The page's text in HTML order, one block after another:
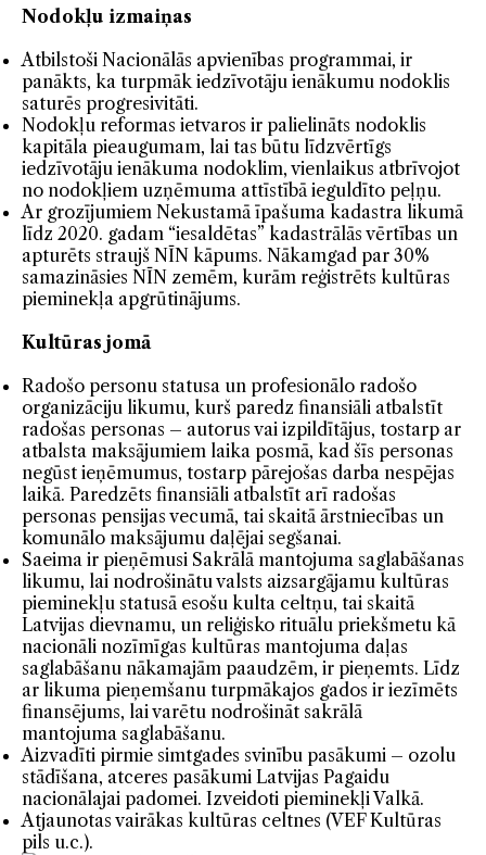
Nodokļu izmaiņas
Atbilstoši Nacionālās apvienības programmai, ir
panākts, ka turpmāk iedzīvotāju ienākumu nodoklis
saturēs progresivitāti.
Nodokļu reformas ietvaros ir palielināts nodoklis
kapitāla pieaugumam, lai tas būtu līdzvērtīgs
iedzīvotāju ienākuma nodoklim, vienlaikus atbrīvojot
no nodokļiem uzņēmuma attīstībā ieguldīto peļņu.
Ar grozījumiem Nekustamā īpašuma kadastra likumā
līdz 2020. gadam “iesaldētas” kadastrālās vērtības un
apturēts straujš NĪN kāpums. Nākamgad par 30%
samazināsies NĪN zemēm, kurām reģistrēts kultūras
pieminekļa apgrūtinājums.
Kultūras jomā
Radošo personu statusa un profesionālo radošo
organizāciju likumu, kurš paredz finansiāli atbalstīt
radošas personas – autorus vai izpildītājus, tostarp ar
atbalsta maksājumiem laika posmā, kad šīs personas
negūst ieņēmumus, tostarp pārejošas darba nespējas
laikā. Paredzēts finansiāli atbalstīt arī radošas
personas pensijas vecumā, tai skaitā ārstniecības un
komunālo maksājumu daļējai segšanai.
Saeima ir pieņēmusi Sakrālā mantojuma saglabāšanas
likumu, lai nodrošinātu valsts aizsargājamu kultūras
pieminekļu statusā esošu kulta celtņu, tai skaitā
Latvijas dievnamu, un reliģisko rituālu priekšmetu kā
nacionāli nozīmīgas kultūras mantojuma daļas
saglabāšanu nākamajām paaudzēm, ir pieņemts. Līdz
ar likuma pieņemšanu turpmākajos gados ir iezīmēts
finansējums, lai varētu nodrošināt sakrālā
mantojuma saglabāšanu.
Aizvadīti pirmie simtgades svinību pasākumi – ozolu
stādīšana, atceres pasākumi Latvijas Pagaidu
nacionālajai padomei. Izveidoti pieminekļi Valkā.
Atjaunotas vairākas kultūras celtnes (VEF Kultūras
pils u.c.).